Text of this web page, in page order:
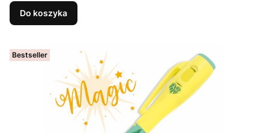
Do koszyka
Bestseller